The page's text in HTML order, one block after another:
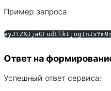
Пример запроса
Ответ на
Успешный ответ сервиса: